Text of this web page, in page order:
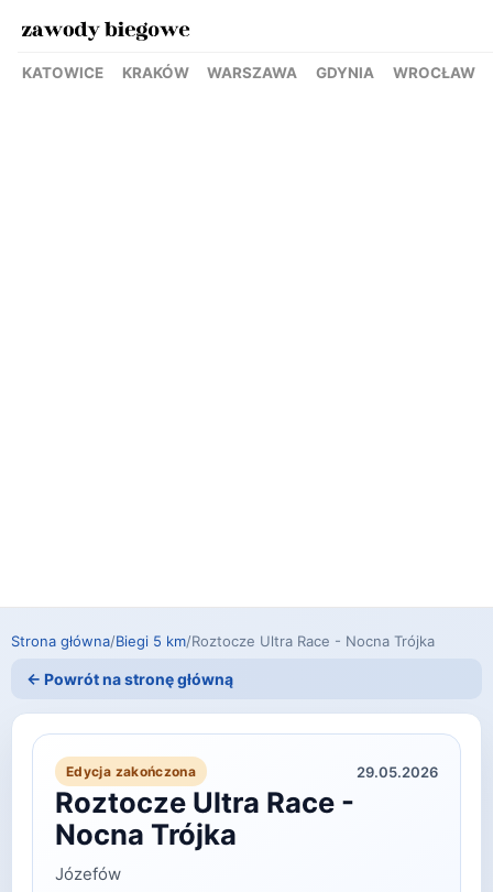
KATOWICE KRAKÓW WARSZAWA GDYNIA WROCŁAW
Strona główna/Biegi 5 km/Roztocze Ultra Race - Nocna Trójka
← Powrót na stronę główną
Edycja zakończona 29.05.2026
Roztocze Ultra Race -
Nocna Trójka
Józefów